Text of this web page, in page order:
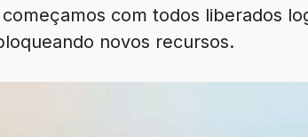
com todos liberados
novos recursos.